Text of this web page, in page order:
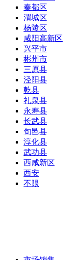
秦都区
渭城区
杨陵区
咸阳高新区
兴平市
彬州市
三原县
泾阳县
乾县
礼泉县
永寿县
长武县
旬邑县
淳化县
武功县
西咸新区
西安
不限